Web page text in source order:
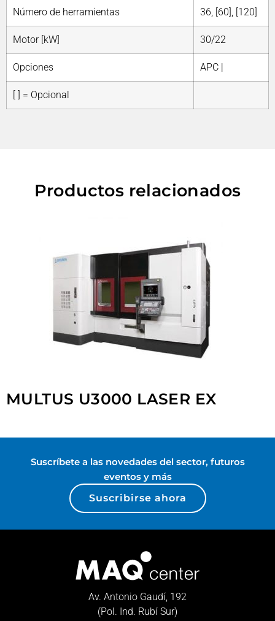
Número de herramientas 36, [60], [120]
Motor [kW] 30/22
Opciones APC |
[ ] = Opcional
Productos relacionados
MULTUS U3000 LASER EX
Suscríbete a las novedades del sector, futuros
eventos y más
Suscribirse ahora
Av. Antonio Gaudí, 192
(Pol. Ind. Rubí Sur)